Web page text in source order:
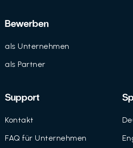
Bewerben
als Unternehmen
als Partner
Support
Kontakt
FAQ für Unternehmen